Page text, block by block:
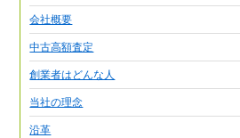
会社概要
中古高額査定
創業者はどんな人
当社の理念
沿革